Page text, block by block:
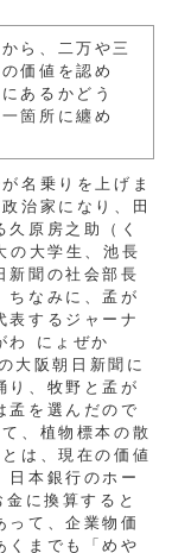
ら、二万や三
価値を認め
あるかどう
箇所に纏め
名乗りを上げま
治家になり、田
原房之助（く
の大学生、池長
新聞の社会部長
ちなみに、孟が
表するジャーナ
わ にょぜか
大阪朝日新聞に
り、牧野と孟が
孟を選んだので
、植物標本の散
は、現在の価値
日本銀行のホー
に換算すると
って、企業物価
くまでも「めや